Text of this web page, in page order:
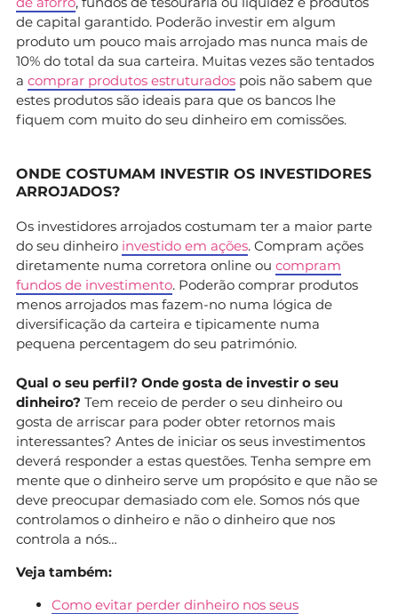
de capital garantido. Poderão investir em algum
produto um pouco mais arrojado mas nunca mais de
10% do total da sua carteira. Muitas vezes são tentados
a comprar produtos estruturados pois não sabem que
estes produtos são ideais para que os bancos lhe
fiquem com muito do seu dinheiro em comissões.
ONDE COSTUMAM INVESTIR OS INVESTIDORES
ARROJADOS?
Os investidores arrojados costumam ter a maior parte
do seu dinheiro investido em ações. Compram ações
diretamente numa corretora online ou compram
fundos de investimento. Poderão comprar produtos
menos arrojados mas fazem-no numa lógica de
diversificação da carteira e tipicamente numa
pequena percentagem do seu património.
Qual o seu perfil? Onde gosta de investir o seu
dinheiro? Tem receio de perder o seu dinheiro ou
gosta de arriscar para poder obter retornos mais
interessantes? Antes de iniciar os seus investimentos
deverá responder a estas questões. Tenha sempre em
mente que o dinheiro serve um propósito e que não se
deve preocupar demasiado com ele. Somos nós que
controlamos o dinheiro e não o dinheiro que nos
controla a nós…
Veja também:
Como evitar perder dinheiro nos seus